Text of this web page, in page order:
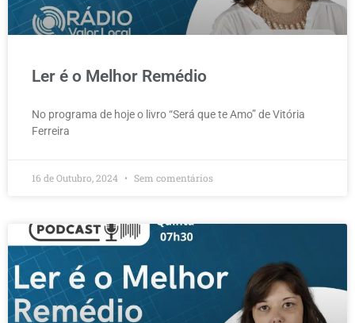
Ler é o Melhor Remédio
No programa de hoje o livro “Será que te Amo” de Vitória
Ferreira
16 de Outubro, 2024 Sem comentários